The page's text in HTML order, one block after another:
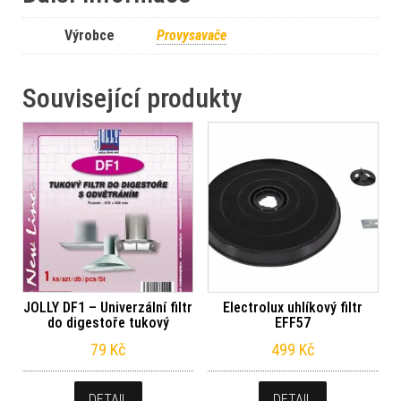
Výrobce Provysavače
Související produkty
JOLLY DF1 – Univerzální filtr
do digestoře tukový
79 Kč
Electrolux uhlíkový filtr
EFF57
499 Kč